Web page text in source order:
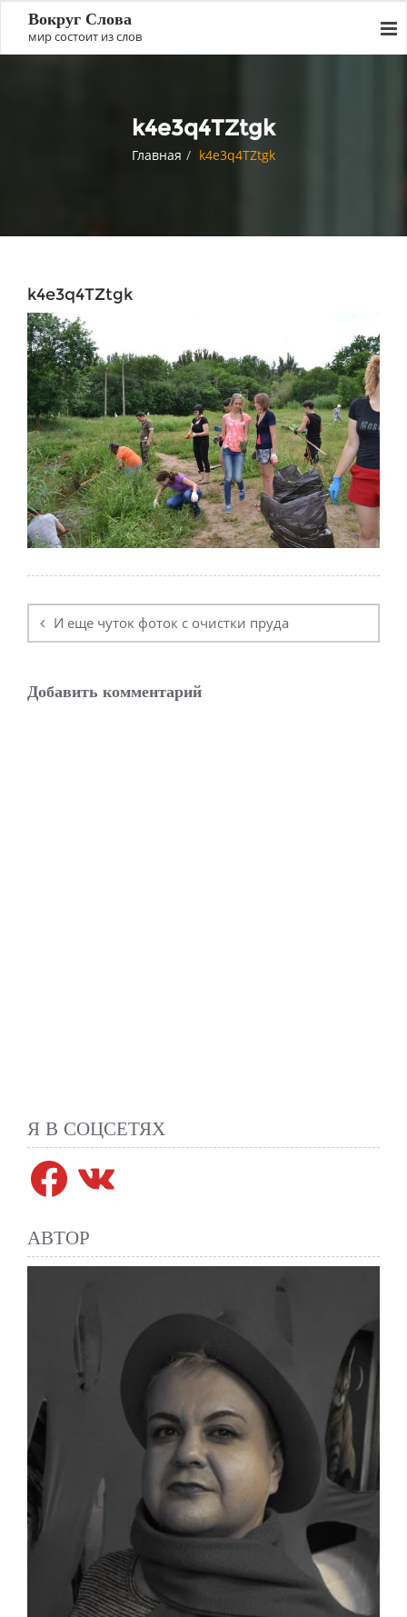
Вокруг Слова
мир состоит из слов
k4e3q4TZtgk
Главная k4e3q4TZtgk
k4e3q4TZtgk
по
записям
И еще чуток фоток с очистки пруда
Добавить комментарий
Я В СОЦСЕТЯХ
Facebook
АВТОР